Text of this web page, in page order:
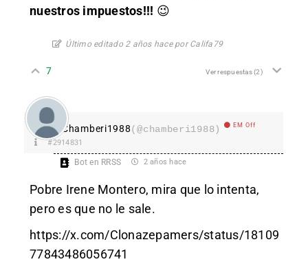
nuestros impuestos!!! 😉
Último editado 2 años hace por Califa79
7 Ver respuestas(2)
Chamberi1988(@chamberi1988) EM Off
#2914831
Bot en RRSS 2 años hace
Pobre Irene Montero, mira que lo intenta,
pero es que no le sale.
https://x.com/Clonazepamers/status/18109
77843486056741